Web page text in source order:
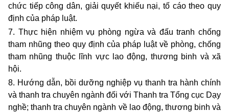
chức tiếp công dân, giải quyết khiếu nại, tố cáo theo quy
định của pháp luật.
7. Thực hiện nhiệm vụ phòng ngừa và đấu tranh chống
tham nhũng theo quy định của pháp luật về phòng, chống
tham nhũng thuộc lĩnh vực lao động, thương binh và xã
hội.
8. Hướng dẫn, bồi dưỡng nghiệp vụ thanh tra hành chính
và thanh tra chuyên ngành đối với Thanh tra Tổng cục Dạy
nghề; thanh tra chuyên ngành về lao động, thương binh và